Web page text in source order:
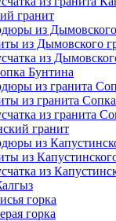
гранит
из Дымовского
из Дымовского
из
Бунтина
из гранита
из гранита
из гранита
гранит
из
из
из
горка
горка